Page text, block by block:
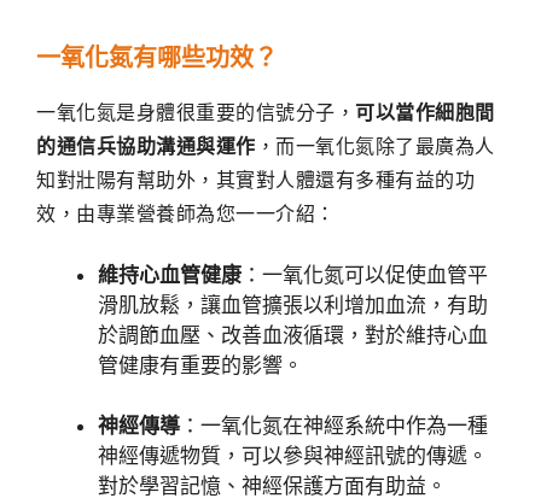
一氧化氮有哪些功效？
一氧化氮是身體很重要的信號分子， 可以當作細胞間
的通信兵協助溝通與運作 ，而一氧化氮除了最廣為人
知對壯陽有幫助外，其實對人體還有多種有益的功
效，由專業營養師為您一一介紹：
維持心血管健康 ：一氧化氮可以促使血管平
滑肌放鬆，讓血管擴張以利增加血流，有助
於調節血壓、改善血液循環，對於維持心血
管健康有重要的影響。
神經傳導：一氧化氮在神經系統中作為一種
神經傳遞物質，可以參與神經訊號的傳遞。
對於學習記憶、神經保護方面有助益。